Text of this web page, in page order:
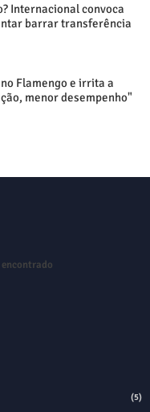
Internacional convoca
barrar transferência
Flamengo e irrita a
menor desempenho"
(5)